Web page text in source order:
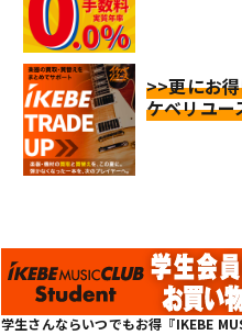
>>更にお
ケベリユー
学生さんならいつでもお得『IKEBE